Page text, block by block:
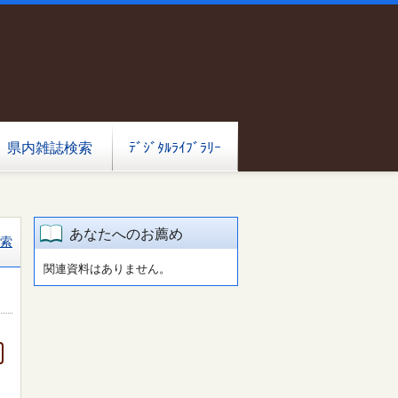
県内雑誌検索 ﾃﾞｼﾞﾀﾙﾗｲﾌﾞﾗﾘｰ
あなたへのお薦め
関連資料はありません。